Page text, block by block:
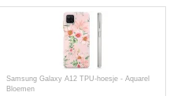
Samsung Galaxy A12 TPU-hoesje - Aquarel
Bloemen